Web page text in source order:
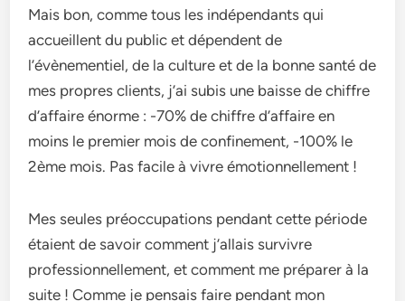
Mais bon, comme tous les indépendants qui
accueillent du public et dépendent de
l’évènementiel, de la culture et de la bonne santé de
mes propres clients, j’ai subis une baisse de chiffre
d’affaire énorme : -70% de chiffre d’affaire en
moins le premier mois de confinement, -100% le
2ème mois. Pas facile à vivre émotionnellement !
Mes seules préoccupations pendant cette période
étaient de savoir comment j’allais survivre
professionnellement, et comment me préparer à la
suite ! Comme je pensais faire pendant mon